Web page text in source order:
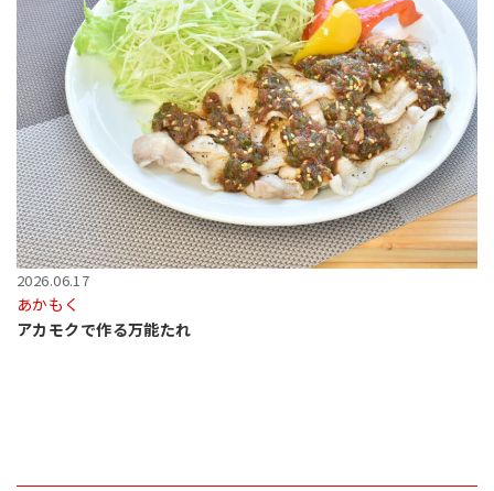
2026.06.17
あかもく
アカモクで作る万能たれ